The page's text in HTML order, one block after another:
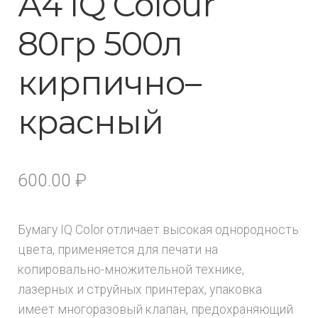
80гр 500л
кирпично–
красный
600.00 ₽
Бумагу IQ Color отличает высокая однородность
цвета, применяется для печати на
копировально-множительной технике,
лазерных и струйных принтерах, упаковка
имеет многоразовый клапан, предохраняющий